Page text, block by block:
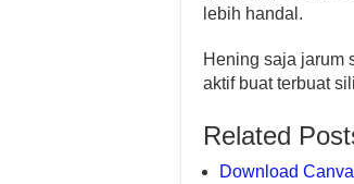
lebih handal.
Hening saja jarum
aktif buat terbuat
Related
Download